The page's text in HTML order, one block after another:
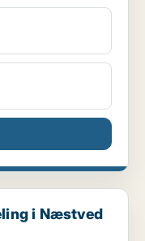
Storcente...
i Næstved